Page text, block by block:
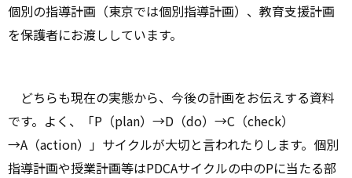
個別の指導計画（東京では個別指導計画）、教育支援計画
を保護者にお渡ししています。
どちらも現在の実態から、今後の計画をお伝えする資料
です。よく、「P（plan）→D（do）→C（check）
→A（action）」サイクルが大切と言われたりします。個別
指導計画や授業計画等はPDCAサイクルの中のPに当たる部